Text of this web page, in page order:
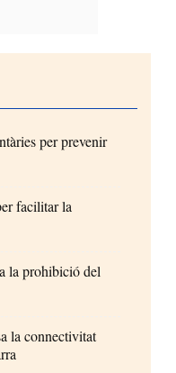
per prevenir
facilitar la
la prohibició del
la connectivitat